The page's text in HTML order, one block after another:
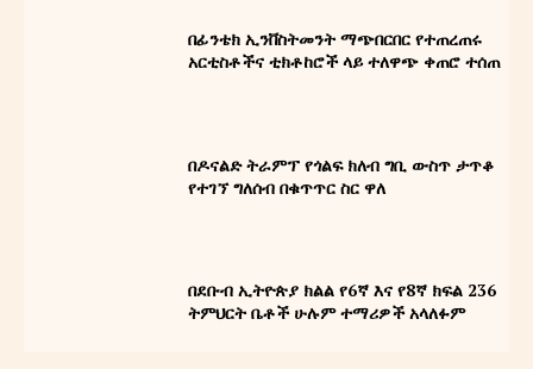
በፊንቴክ ኢንቨስትመንት ማጭበርበር የተጠረጠሩ
አርቲስቶችና ቲክቶከሮች ላይ ተለዋጭ ቀጠሮ ተሰጠ
በዶናልድ ትራምፕ የጎልፍ ክለብ ግቢ ውስጥ ታጥቆ
የተገኘ ግለሰብ በቁጥጥር ስር ዋለ
በደቡብ ኢትዮጵያ ክልል የ6ኛ እና የ8ኛ ክፍል 236
ትምህርት ቤቶች ሁሉም ተማሪዎች አላለፉም